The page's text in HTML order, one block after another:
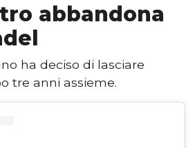
abbandona
ha deciso di lasciare
tre anni assieme.